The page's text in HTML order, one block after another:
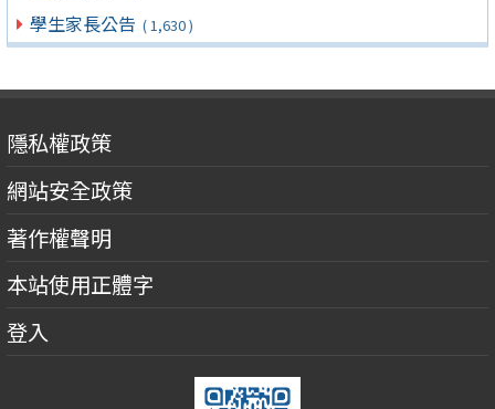
學生家長公告 ( 1,630 )
隱私權政策
網站安全政策
著作權聲明
本站使用正體字
登入